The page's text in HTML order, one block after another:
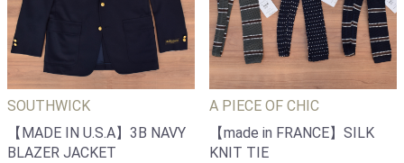
SOUTHWICK
【MADE IN U.S.A】3B NAVY
BLAZER JACKET
A PIECE OF CHIC
【made in FRANCE】SILK
KNIT TIE